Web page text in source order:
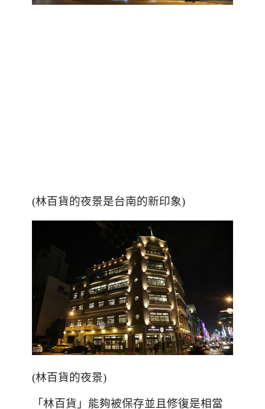
(林百貨的夜景是台南的新印象)
(林百貨的夜景)
「林百貨」能夠被保存並且修復是相當